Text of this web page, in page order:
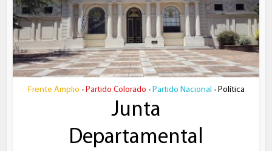
Frente Amplio • Partido Colorado • Partido Nacional • Política
Junta
Departamental